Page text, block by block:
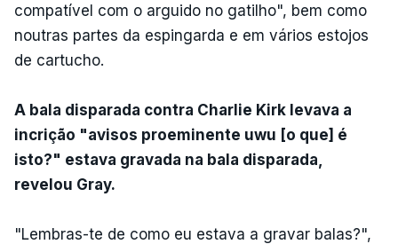
compatível com o arguido no gatilho", bem como
noutras partes da espingarda e em vários estojos
de cartucho.
A bala disparada contra Charlie Kirk levava a
incrição "avisos proeminente uwu [o que] é
isto?" estava gravada na bala disparada,
revelou Gray.
"Lembras-te de como eu estava a gravar balas?",